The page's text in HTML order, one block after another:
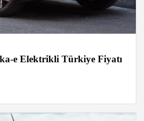
e Elektrikli Türkiye Fiyatı